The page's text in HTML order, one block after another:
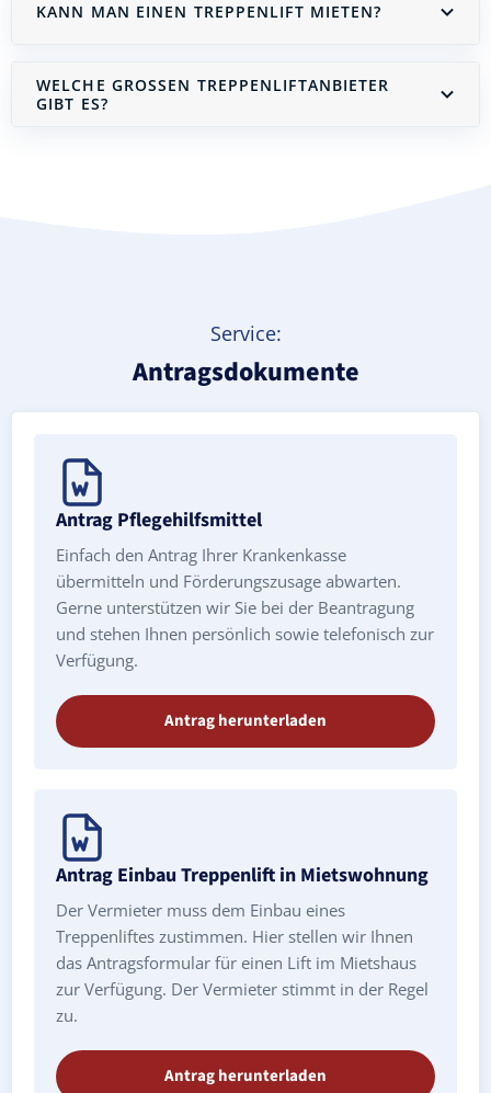
KANN MAN EINEN TREPPENLIFT MIETEN?
WELCHE GROSSEN TREPPENLIFTANBIETER G
IBT ES?
Service:
Antragsdokumente
Antrag Pflegehilfsmittel
Einfach den Antrag Ihrer Krankenkasse
übermitteln und Förderungszusage abwarten.
Gerne unterstützen wir Sie bei der Beantragung
und stehen Ihnen persönlich sowie telefonisch zur
Verfügung.
Antrag herunterladen
Antrag Einbau Treppenlift in Mietswohnung
Der Vermieter muss dem Einbau eines
Treppenliftes zustimmen. Hier stellen wir Ihnen
das Antragsformular für einen Lift im Mietshaus
zur Verfügung. Der Vermieter stimmt in der Regel
zu.
Antrag herunterladen